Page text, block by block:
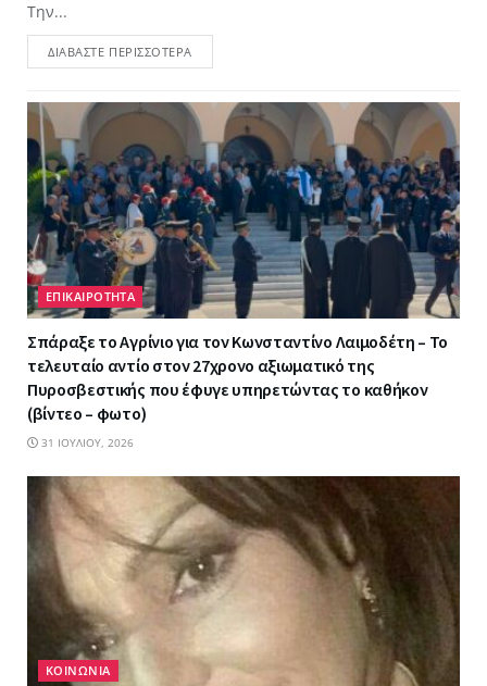
Την...
ΔΙΑΒΆΣΤΕ ΠΕΡΙΣΣΌΤΕΡΑ
ΕΠΙΚΑΙΡΟΤΗΤΑ
Σπάραξε το Αγρίνιο για τον Κωνσταντίνο Λαιμοδέτη – Το
τελευταίο αντίο στον 27χρονο αξιωματικό της
Πυροσβεστικής που έφυγε υπηρετώντας το καθήκον
(βίντεο – φωτο)
31 ΙΟΥΛΊΟΥ, 2026
ΚΟΙΝΩΝΙΑ